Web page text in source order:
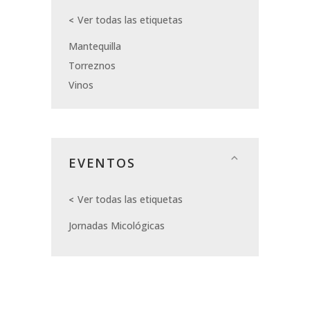
Ver todas las etiquetas
Mantequilla
Torreznos
Vinos
EVENTOS
Ver todas las etiquetas
Jornadas Micológicas